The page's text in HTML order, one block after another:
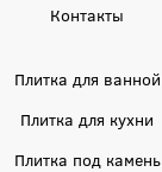
Контакты
Плитка для ванной
Плитка для кухни
Плитка под камень